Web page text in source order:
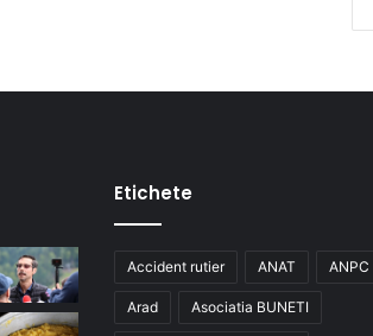
Etichete
Accident rutier ANAT ANPC
Arad Asociatia BUNETI